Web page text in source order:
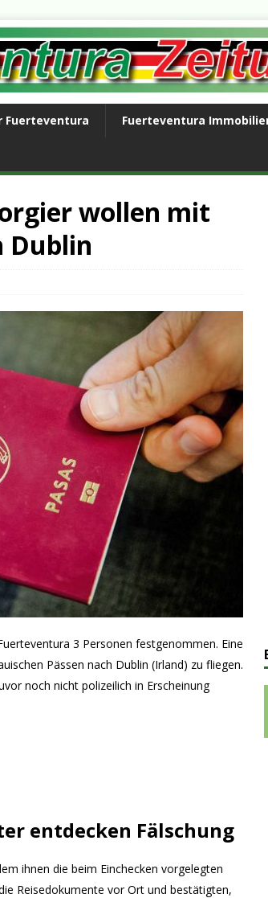
Fuerteventura Fuerteventura
wollen mit
Dublin
3 Personen festgenommen. Eine
Pässen nach Dublin (Irland) zu fliegen.
noch nicht polizeilich in Erscheinung
entdecken Fälschung
ihnen die beim Einchecken vorgelegten
Reisedokumente vor Ort und bestätigten,